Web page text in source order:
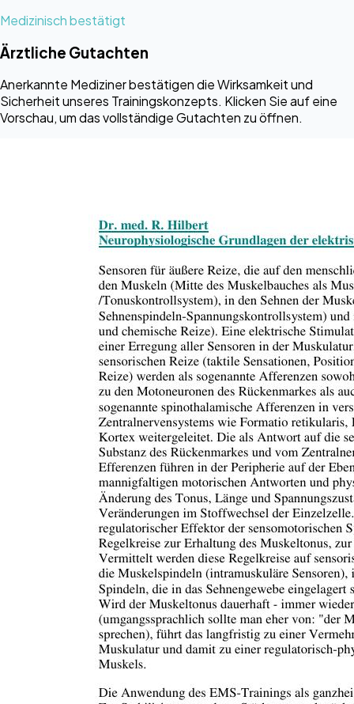
Medizinisch bestätigt
Ärztliche Gutachten
Anerkannte Mediziner bestätigen die Wirksamkeit und
Sicherheit unseres Trainingskonzepts. Klicken Sie auf eine
Vorschau, um das vollständige Gutachten zu öffnen.